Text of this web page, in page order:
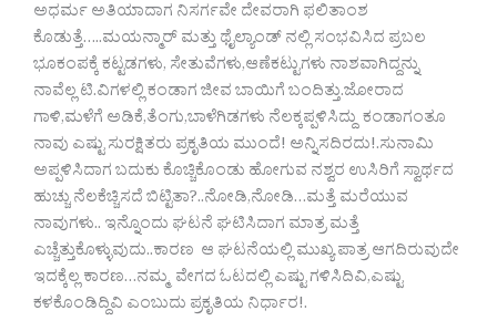
ಅಧರ್ಮ ಅತಿಯಾದಾಗ ನಿಸರ್ಗವೇ ದೇವರಾಗಿ ಫಲಿತಾಂಶ
ಕೊಡುತ್ತೆ…..ಮಯನ್ಮಾರ್ ಮತ್ತು ಥೈಲ್ಯಾಂಡ್ ನಲ್ಲಿ ಸಂಭವಿಸಿದ ಪ್ರಬಲ
ಭೂಕಂಪಕ್ಕೆ ಕಟ್ಟಡಗಳು, ಸೇತುವೆಗಳು,ಆಣೆಕಟ್ಟುಗಳು ನಾಶವಾಗಿದ್ದನ್ನು
ನಾವೆಲ್ಲ ಟಿ.ವಿಗಳಲ್ಲಿ ಕಂಡಾಗ ಜೀವ ಬಾಯಿಗೆ ಬಂದಿತ್ತು.ಜೋರಾದ
ಗಾಳಿ,ಮಳೆಗೆ ಅಡಿಕೆ,ತೆಂಗು,ಬಾಳೆಗಿಡಗಳು ನೆಲಕ್ಕಪ್ಪಳಿಸಿದ್ದು ಕಂಡಾಗಂತೂ
ನಾವು ಎಷ್ಟು ಸುರಕ್ಷಿತರು ಪ್ರಕೃತಿಯ ಮುಂದೆ! ಅನ್ನಿಸದಿರದು!.ಸುನಾಮಿ
ಅಪ್ಪಳಿಸಿದಾಗ ಬದುಕು ಕೊಚ್ಚಿಕೊಂಡು ಹೋಗುವ ನಶ್ವರ ಉಸಿರಿಗೆ ಸ್ವಾರ್ಥದ
ಹುಚ್ಚು ನೆಲಕೆಚ್ಚಿಸದೆ ಬಿಟ್ಟಿತಾ?..ನೋಡಿ,ನೋಡಿ…ಮತ್ತೆ ಮರೆಯುವ
ನಾವುಗಳು.. ಇನ್ನೊಂದು ಘಟನೆ ಘಟಿಸಿದಾಗ ಮಾತ್ರ ಮತ್ತೆ
ಎಚ್ಚೆತ್ತುಕೊಳ್ಳುವುದು..ಕಾರಣ ಆ ಘಟನೆಯಲ್ಲಿ ಮುಖ್ಯ ಪಾತ್ರ ಆಗದಿರುವುದೇ
ಇದಕ್ಕೆಲ್ಲ ಕಾರಣ…ನಮ್ಮ ವೇಗದ ಓಟದಲ್ಲಿ ಎಷ್ಟು ಗಳಿಸಿದಿವಿ,ಎಷ್ಟು
ಕಳಕೊಂಡಿದ್ದಿವಿ ಎಂಬುದು ಪ್ರಕೃತಿಯ ನಿರ್ಧಾರ!.